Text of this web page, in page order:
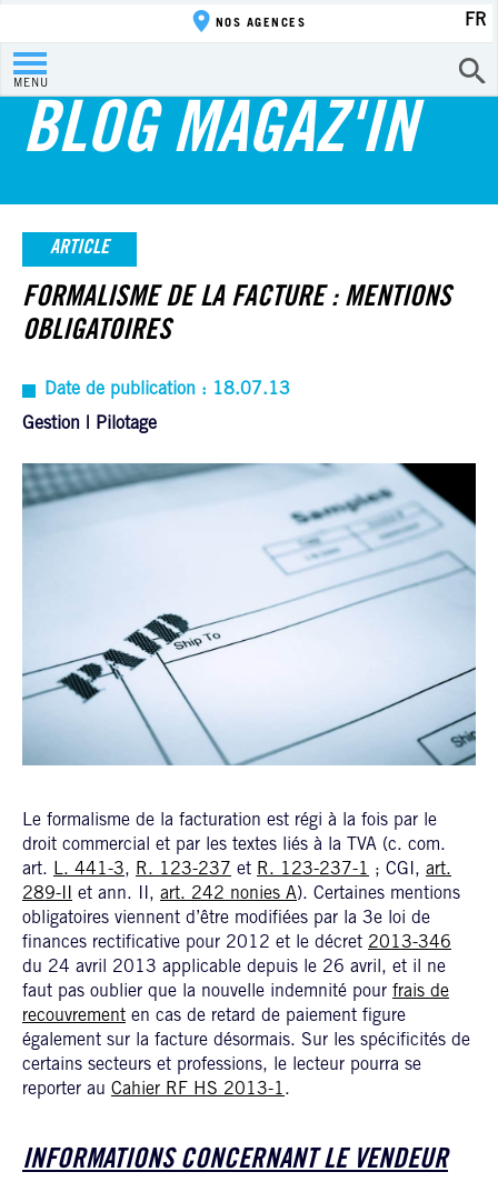
MENU
NOS AGENCES FR
BLOG MAGAZ'IN
ARTICLE
FORMALISME DE LA FACTURE : MENTIONS
OBLIGATOIRES
Date de publication : 18.07.13
Gestion | Pilotage
Le formalisme de la facturation est régi à la fois par le
droit commercial et par les textes liés à la TVA (c. com.
art. L. 441-3, R. 123-237 et R. 123-237-1 ; CGI, art.
289-II
et ann. II, art. 242 nonies A). Certaines mentions
obligatoires viennent d’être modifiées par la 3e loi de
finances rectificative pour 2012 et le décret 2013-346
du 24 avril 2013 applicable depuis le 26 avril, et il ne
faut pas oublier que la nouvelle indemnité pour frais de
recouvrement en cas de retard de paiement figure
également sur la facture désormais. Sur les spécificités de
certains secteurs et professions, le lecteur pourra se
reporter au Cahier RF HS 2013-1.
INFORMATIONS CONCERNANT LE VENDEUR